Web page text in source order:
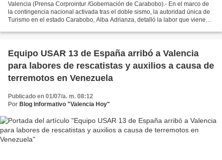
Valencia (Prensa Corprointur /Gobernación de Carabobo).- En el marco de
la contingencia nacional activada tras el doble sismo, la autoridad única de
Turismo en el estado Carabobo, Alba Adrianza, detalló la labor que viene
Equipo USAR 13 de España arribó a Valencia
para labores de rescatistas y auxilios a causa de
terremotos en Venezuela
Publicado en 01/07/a. m. 08:12
Por Blog Informativo "Valencia Hoy"